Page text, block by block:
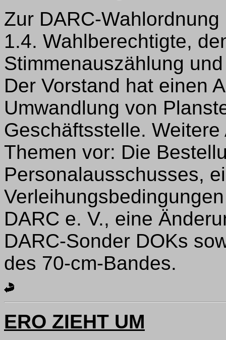
Zur DARC-
1.4. Wahlberechtigte,
Stimmenauszählung
Der Vorstand hat einen
Umwandlung von
Geschäftsstelle.
Themen vor: Die
Personalausschusses,
DARC e. V., eine
DARC-Sonder DOKs
des 70-cm-Bandes.
ERO ZIEHT UM